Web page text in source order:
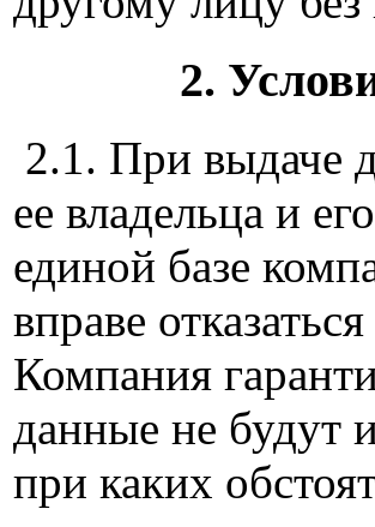
2.
2.1. При выдаче
ее владельца и
единой базе
вправе
Компания
данные не будут
при каких